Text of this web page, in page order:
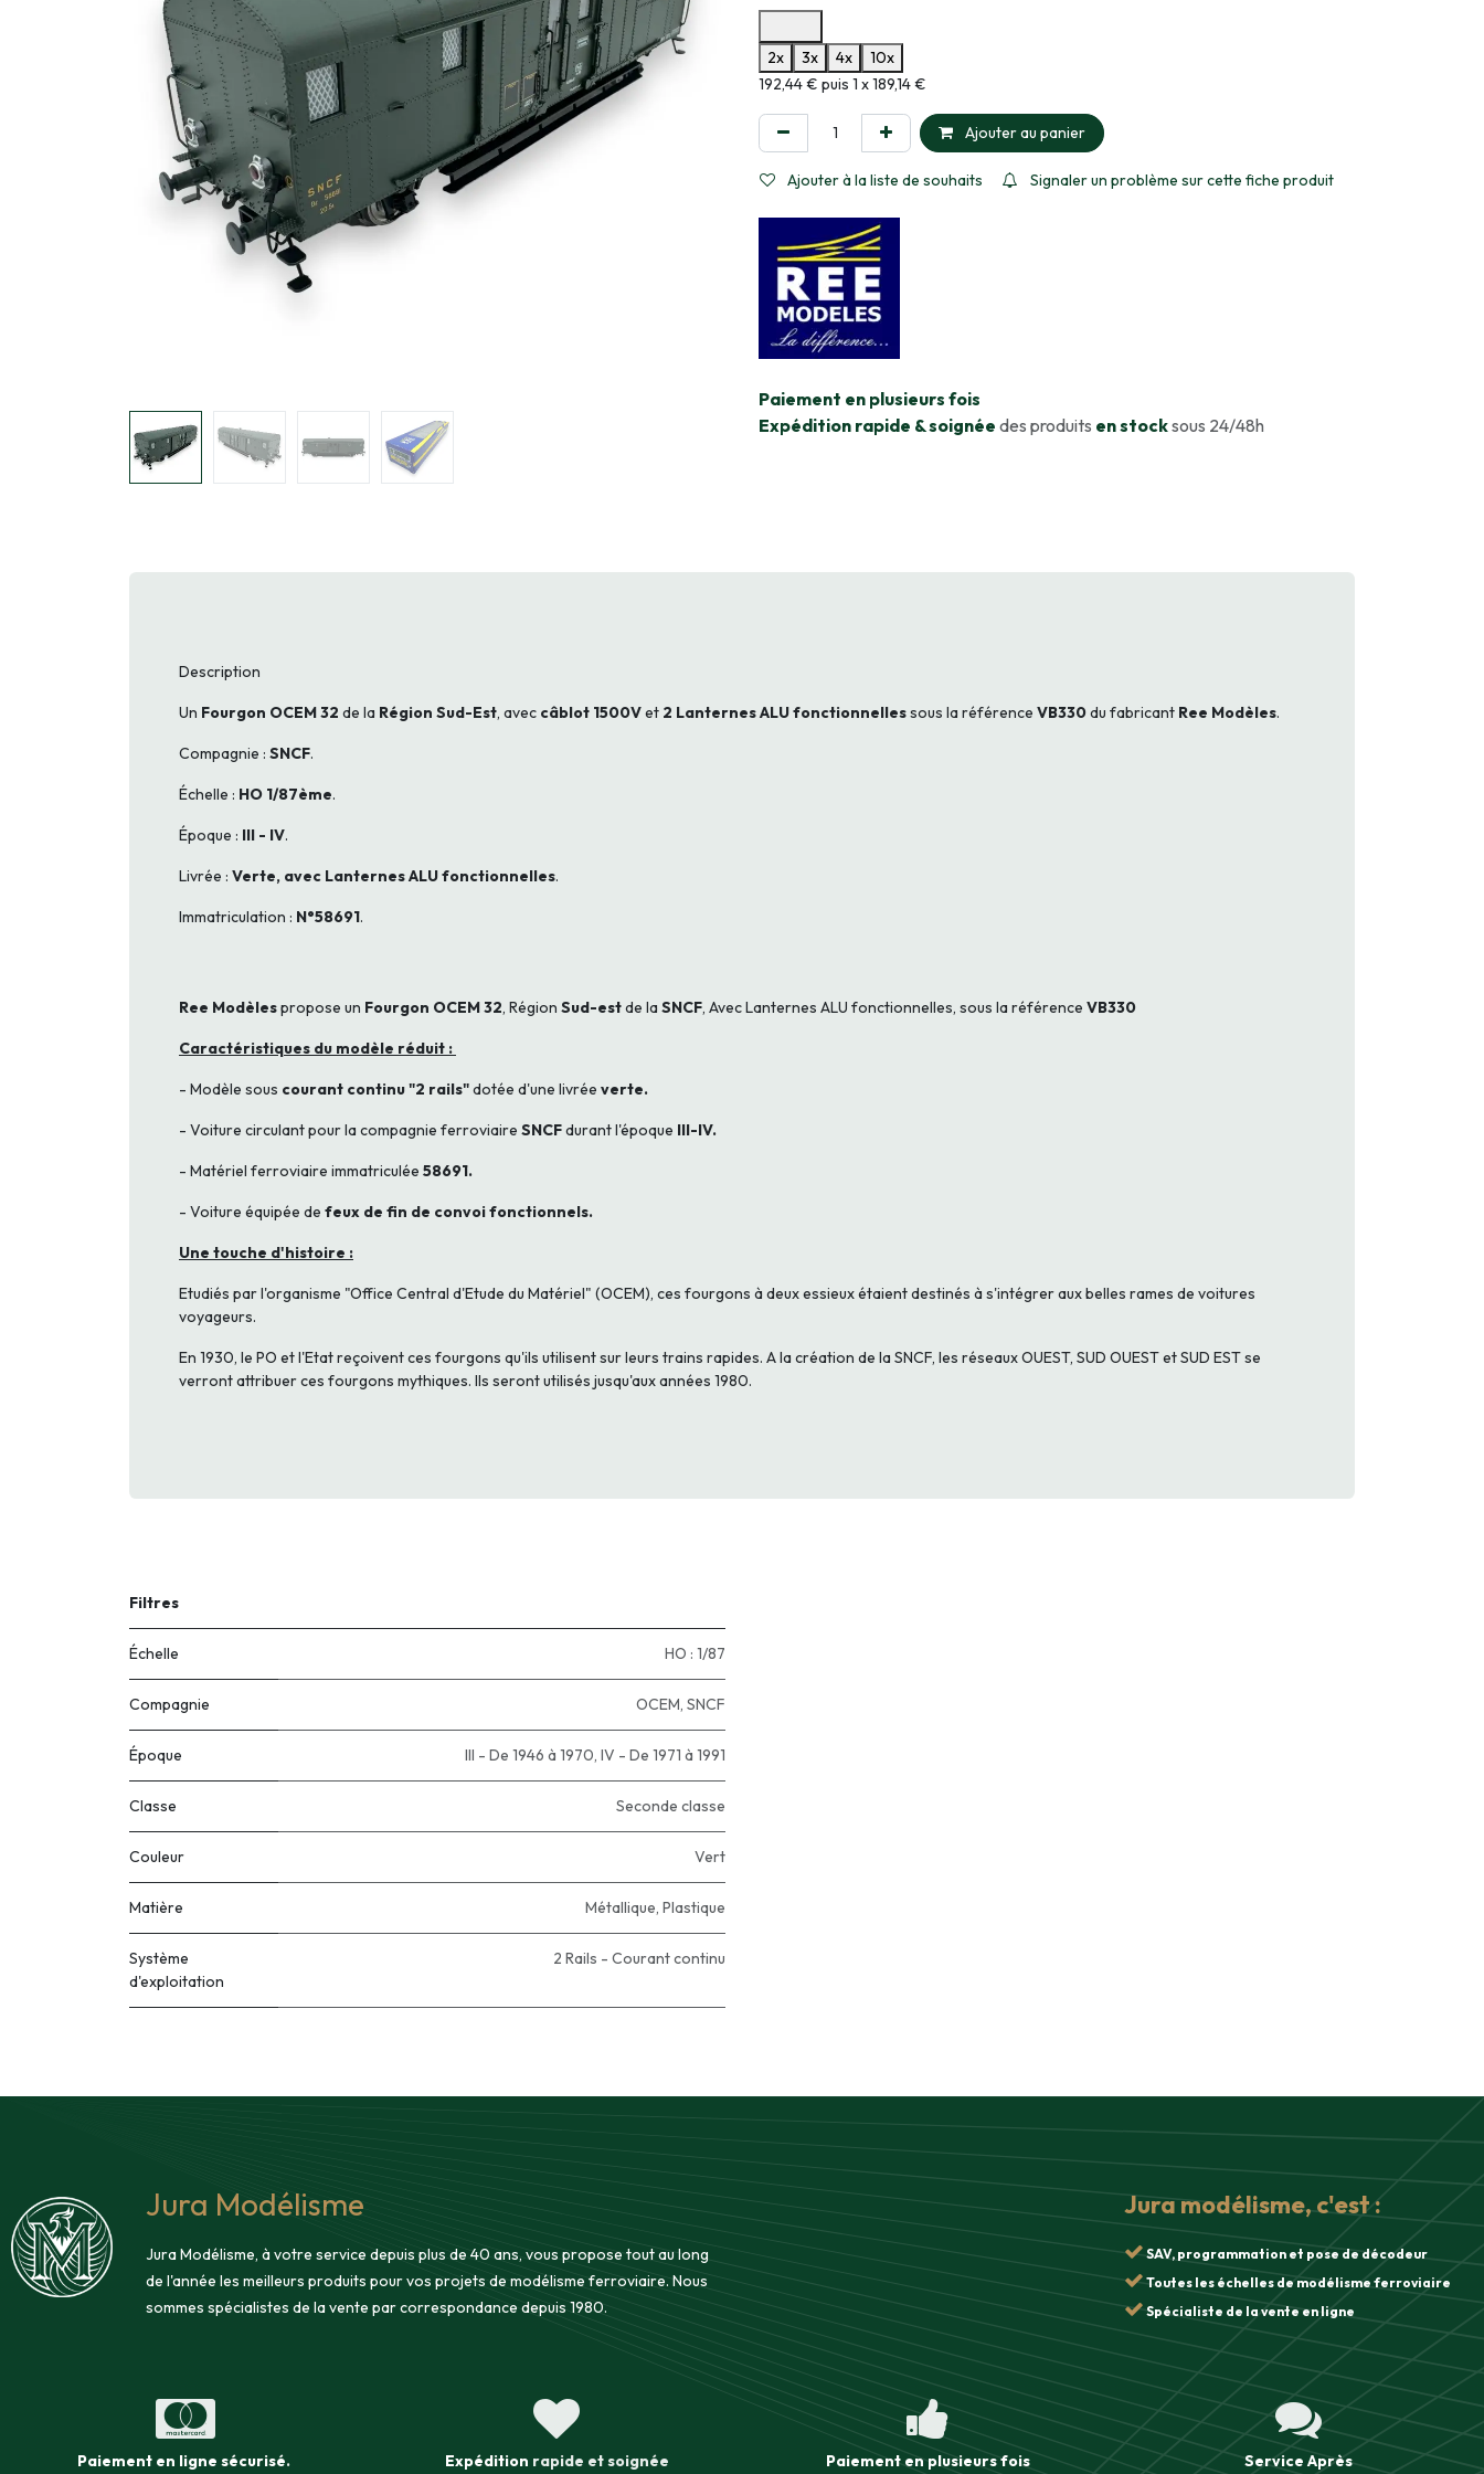
2x
3x 4x
10x
Informations sur le plan de paiement sélectionné
192,44 € puis 1 x 189,14 €
Ajouter au panier
Ajouter à la liste de souhaits Signaler un problème sur cette fiche produit
​Paiement en plusieurs fois
Expédition rapide & soignée des produits en stocksous 24/48h
Description
Un Fourgon OCEM 32 de la Région Sud-Est, avec câblot 1500Vet 2 Lanternes ALU fonctionnellessous la référence VB330du fabricant Ree Modèles.
Compagnie : SNCF.
Échelle : HO 1/87ème.
Époque : III - IV.
Livrée : Verte, avec Lanternes ALU fonctionnelles.
Immatriculation : N°58691.
Ree Modèlespropose un Fourgon OCEM32, Région Sud-estde la SNCF, Avec Lanternes ALU fonctionnelles, sous la référence VB330
Caractéristiques du modèle réduit :
- Modèle sous courant continu "2 rails"dotée d'une livrée verte.
- Voiture circulant pour la compagnie ferroviaire SNCFdurant l'époque III-IV.
- Matériel ferroviaire immatriculée 58691.
- Voiture équipée de feux de fin de convoi fonctionnels.
Une touche d'histoire :
Etudiés par l'organisme "Office Central d'Etude du Matériel" (OCEM), ces fourgons à deux essieux étaient destinés à s'intégrer aux belles rames de voitures
voyageurs.
En 1930, le PO et l'Etat reçoivent ces fourgons qu'ils utilisent sur leurs trains rapides. A la création de la SNCF, les réseaux OUEST, SUD OUEST et SUD EST se
verront attribuer ces fourgons mythiques. Ils seront utilisés jusqu'aux années 1980.
Filtres
Échelle HO : 1/87
Compagnie OCEM, SNCF
Époque III - De 1946 à 1970, IV - De 1971 à 1991
Classe Seconde classe
Couleur Vert
Matière Métallique, Plastique
Système
d'exploitation
2 Rails - Courant continu
Jura Modélisme
Jura Modélisme, à votre service depuis plus de 40 ans, vous propose tout au long
de l'année les meilleurs produits pour vos projets de modélisme ferroviaire. Nous
sommes spécialistes de la vente par correspondance depuis 1980.
Paiement en ligne sécurisé. Expédition rapide et soignée Paiement en plusieurs fois Service Après
Jura modélisme, c'est :
SAV, programmation et pose de décodeur
Toutes les échelles de modélisme ferroviaire
Spécialiste de la vente en ligne